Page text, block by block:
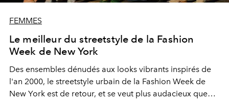
FEMMES
Le meilleur du streetstyle de la Fashion
Week de New York
Des ensembles dénudés aux looks vibrants inspirés de
l'an 2000, le streetstyle urbain de la Fashion Week de
New York est de retour, et se veut plus audacieux que